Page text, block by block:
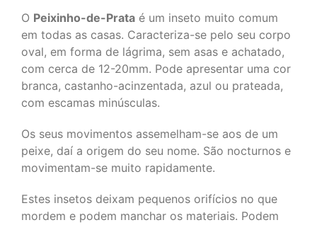
O Peixinho-de-Prata é um inseto muito comum
em todas as casas. Caracteriza-se pelo seu corpo
oval, em forma de lágrima, sem asas e achatado,
com cerca de 12-20mm. Pode apresentar uma cor
branca, castanho-acinzentada, azul ou prateada,
com escamas minúsculas.
Os seus movimentos assemelham-se aos de um
peixe, daí a origem do seu nome. São nocturnos e
movimentam-se muito rapidamente.
Estes insetos deixam pequenos orifícios no que
mordem e podem manchar os materiais. Podem